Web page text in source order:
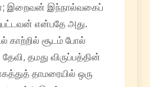
இறைவன் இந்நால்வகைப்
என்பதே அது.
காற்றில் சூடம் போல்
தமது விருப்பத்தின்
தாமரையில் ஒரு